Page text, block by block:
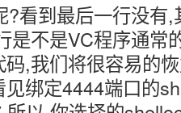
?看到最后一行没有
是不是VC程序通常
,我们将很容易的
绑定4444端口的